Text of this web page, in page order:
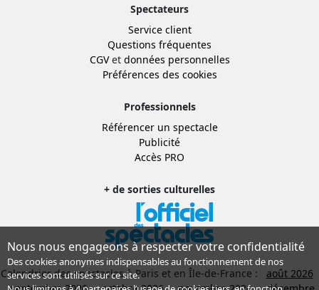
Spectateurs
Service client
Questions fréquentes
CGVet données personnelles
Préférences des cookies
Professionnels
Référencer un spectacle
Publicité
Accès PRO
+ de sorties culturelles
Calendrier des spectacles à Paris et en Île-de-France :
août 2026
Nous nous engageons à respecter votre confidentialité
Des cookies anonymes indispensables au fonctionnement de nos
services sont utilisés sur ce site.